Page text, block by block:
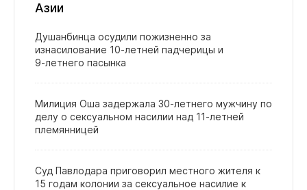
Азии
Душанбинца осудили пожизненно за
изнасилование 10‑летней падчерицы и
9‑летнего пасынка
Милиция Оша задержала 30‑летнего мужчину по
делу о сексуальном насилии над 11‑летней
племянницей
Суд Павлодара приговорил местного жителя к
15 годам колонии за сексуальное насилие к